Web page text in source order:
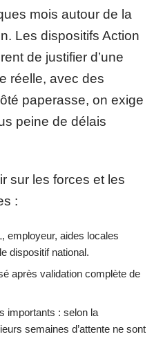
mois autour de la
Les dispositifs Action
de justifier d’une
réelle, avec des
paperasse, on exige
peine de délais
sur les forces et les
:
employeur, aides locales
dispositif national.
après validation complète de
importants : selon la
semaines d’attente ne sont